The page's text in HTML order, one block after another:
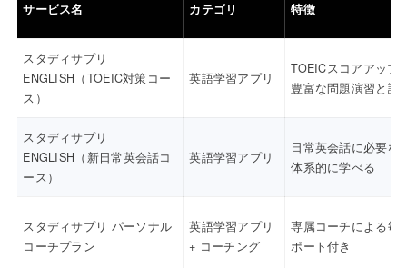
サービス名 カテゴリ 特徴
スタディサプリ
ENGLISH（TOEIC対策コー
ス）
英語学習アプリ
TOEICスコアアップ
豊富な問題演習と講
スタディサプリ
ENGLISH（新日常英会話コ
ース）
英語学習アプリ
日常英会話に必要な
体系的に学べる
スタディサプリ パーソナル
コーチプラン
英語学習アプリ
+ コーチング
専属コーチによる毎
ポート付き